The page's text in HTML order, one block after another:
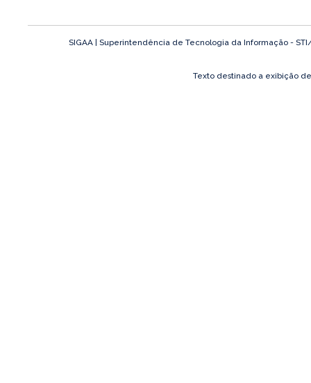
SIGAA | Superintendência de Tecnologia da Informação -
Texto destinado a exibição